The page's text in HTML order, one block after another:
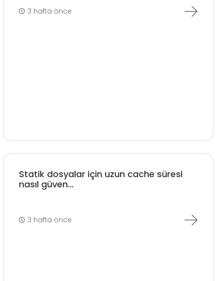
3 hafta önce
Statik dosyalar için uzun cache süresi
nasıl güven...
3 hafta önce